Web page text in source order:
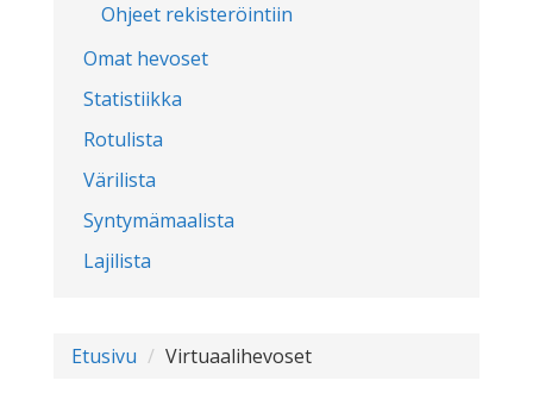
Ohjeet rekisteröintiin
Omat hevoset
Statistiikka
Rotulista
Värilista
Syntymämaalista
Lajilista
Etusivu Virtuaalihevoset